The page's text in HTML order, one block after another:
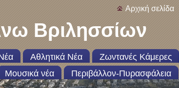
Αρχική σελίδα
Βριλησσίων
Αθλητικά Νέα Ζωντανές Κάμερες
Μουσικά νέα Περιβάλλον-Πυρασφάλεια